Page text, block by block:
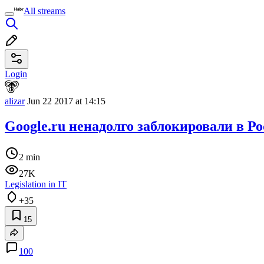
All streams
Login
alizarJun 22 2017 at 14:15
Google.ru ненадолго заблокировали в
2 min
27K
Legislation in IT
+35
15
100